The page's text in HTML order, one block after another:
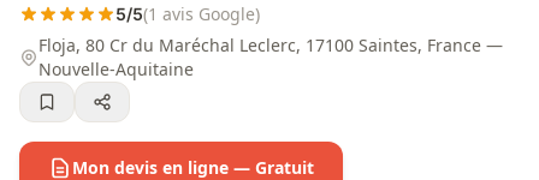
5/5(1 avis Google)
Floja, 80 Cr du Maréchal Leclerc, 17100 Saintes, France —
Nouvelle-Aquitaine
Mon devis en ligne — Gratuit